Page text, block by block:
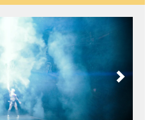
Next